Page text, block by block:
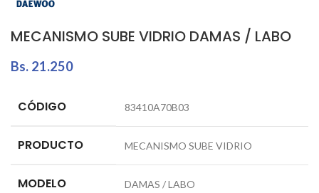
MECANISMO SUBE VIDRIO DAMAS / LABO
Bs. 21.250
CÓDIGO 83410A70B03
PRODUCTO MECANISMO SUBE VIDRIO
MODELO DAMAS / LABO